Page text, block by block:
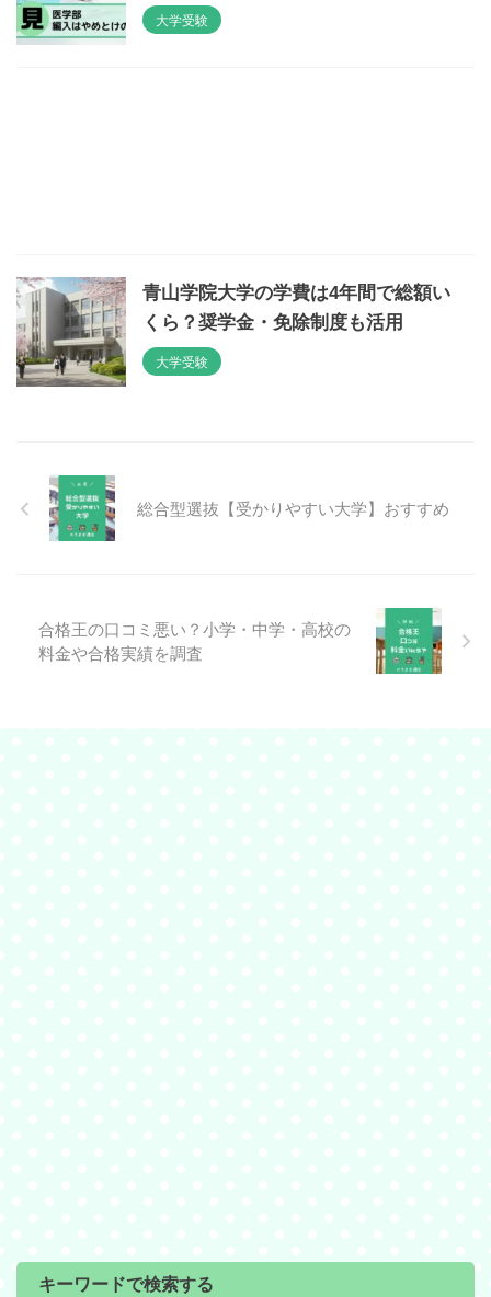
大学受験
青山学院大学の学費は4年間で総額い
くら？奨学金・免除制度も活用
大学受験
総合型選抜【受かりやすい大学】おすすめ
合格王の口コミ悪い？小学・中学・高校の
料金や合格実績を調査
キーワードで検索する